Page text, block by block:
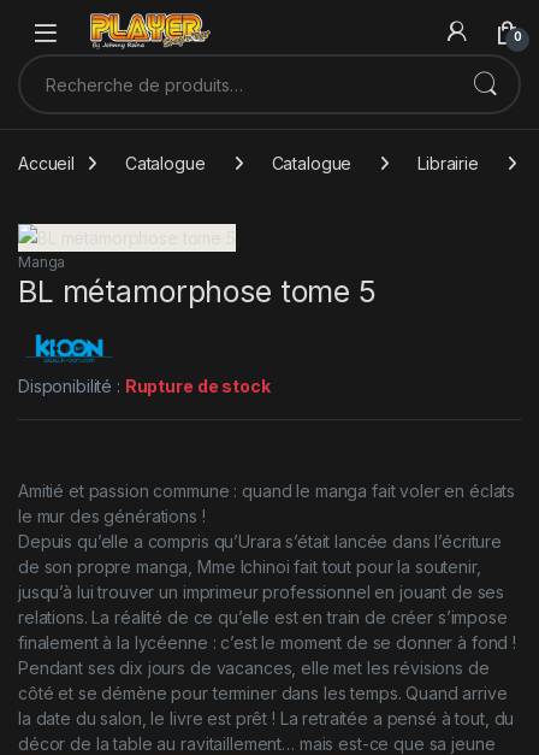
Sauter à la navigation
Skip to content
0
Recherche pour :
Accueil Catalogue Catalogue Librairie
Manga
BL métamorphose tome 5
Disponibilité : Rupture de stock
Amitié et passion commune : quand le manga fait voler en éclats
le mur des générations !
Depuis qu’elle a compris qu’Urara s’était lancée dans l’écriture
de son propre manga, Mme Ichinoi fait tout pour la soutenir,
jusqu’à lui trouver un imprimeur professionnel en jouant de ses
relations. La réalité de ce qu’elle est en train de créer s’impose
finalement à la lycéenne : c’est le moment de se donner à fond !
Pendant ses dix jours de vacances, elle met les révisions de
côté et se démène pour terminer dans les temps. Quand arrive
la date du salon, le livre est prêt ! La retraitée a pensé à tout, du
décor de la table au ravitaillement… mais est-ce que sa jeune